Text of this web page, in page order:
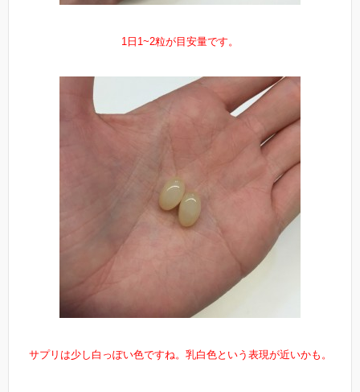
1日1~2粒が目安量です。
サプリは少し白っぽい色ですね。乳白色という表現が近いかも。